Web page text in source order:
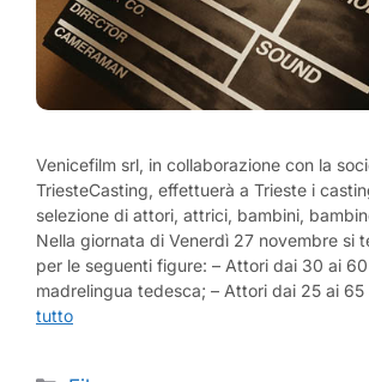
Venicefilm srl, in collaborazione con la
TriesteCasting, effettuerà a Trieste i
selezione di attori, attrici, bambini,
Nella giornata di Venerdì 27 novembre si
per le seguenti figure: – Attori dai 30 ai
madrelingua tedesca; – Attori dai 25 ai
tutto